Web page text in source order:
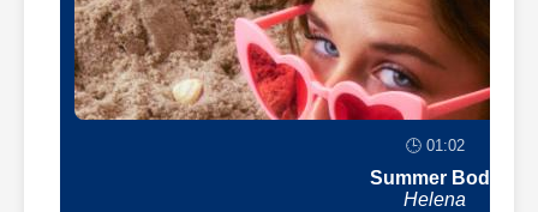
🕒 01:02
Summer Body
Helena